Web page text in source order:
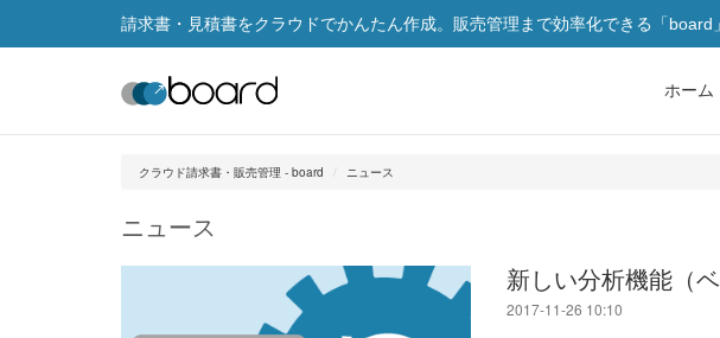
請求書・見積書をクラウドでかんたん作成。販売管理まで効率化できる「board」
ホーム
クラウド請求書・販売管理 - board ニュース
ニュース
新しい分析機能（
2017-11-26 10:10